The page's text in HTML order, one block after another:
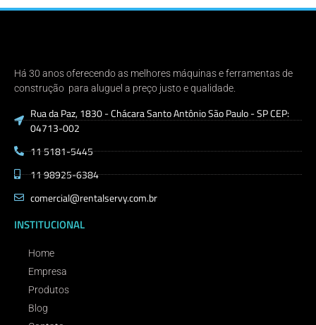
Há 30 anos oferecendo as melhores máquinas e ferramentas de
construção para aluguel a preço justo e qualidade.
Rua da Paz, 1830 - Chácara Santo Antônio São Paulo - SP CEP:
04713-002
11 5181-5445
11 98925-6384
comercial@rentalservy.com.br
INSTITUCIONAL
Home
Empresa
Produtos
Blog